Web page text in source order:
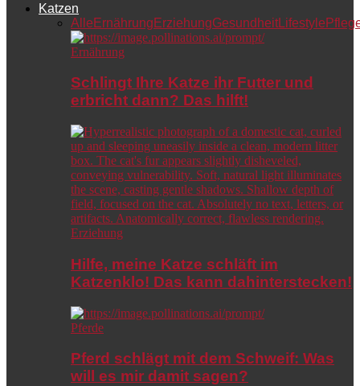
Katzen
Alle Ernährung ErziehungGesundheitLifestyle
Ernährung
Schlingt Ihre Katze ihr Futter und
erbricht dann? Das hilft!
Erziehung
Hilfe, meine Katze schläft im
Katzenklo! Das kann dahinterstecken!
Pferde
Pferd schlägt mit dem Schweif: Was
will es mir damit sagen?